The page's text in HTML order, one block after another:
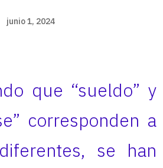
junio 1, 2024
que “sueldo” y
corresponden a
se han